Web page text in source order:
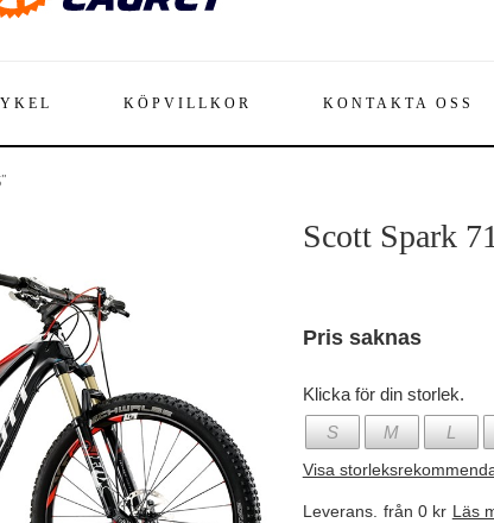
KÖPVILLKOR KONTAKTA OSS
Scott Spark
Pris saknas
Klicka för din storlek.
S
M L
Visa
Leverans. från 0 kr Läs